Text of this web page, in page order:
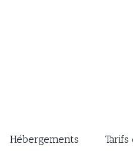
Hébergements Tarifs